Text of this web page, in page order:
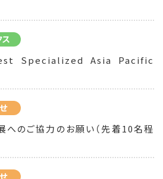
ス
Specialized Asia Pacific
のご協力のお願い（先着10名程